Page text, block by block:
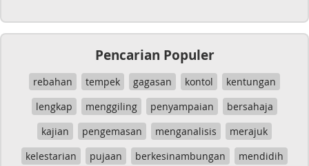
Pencarian Populer
rebahan tempek gagasan kontol
kentungan
lengkap
menggiling penyampaian
bersahaja
kajian
pengemasan menganalisis
merajuk
kelestarian
pujaan berkesinambungan
mendidih